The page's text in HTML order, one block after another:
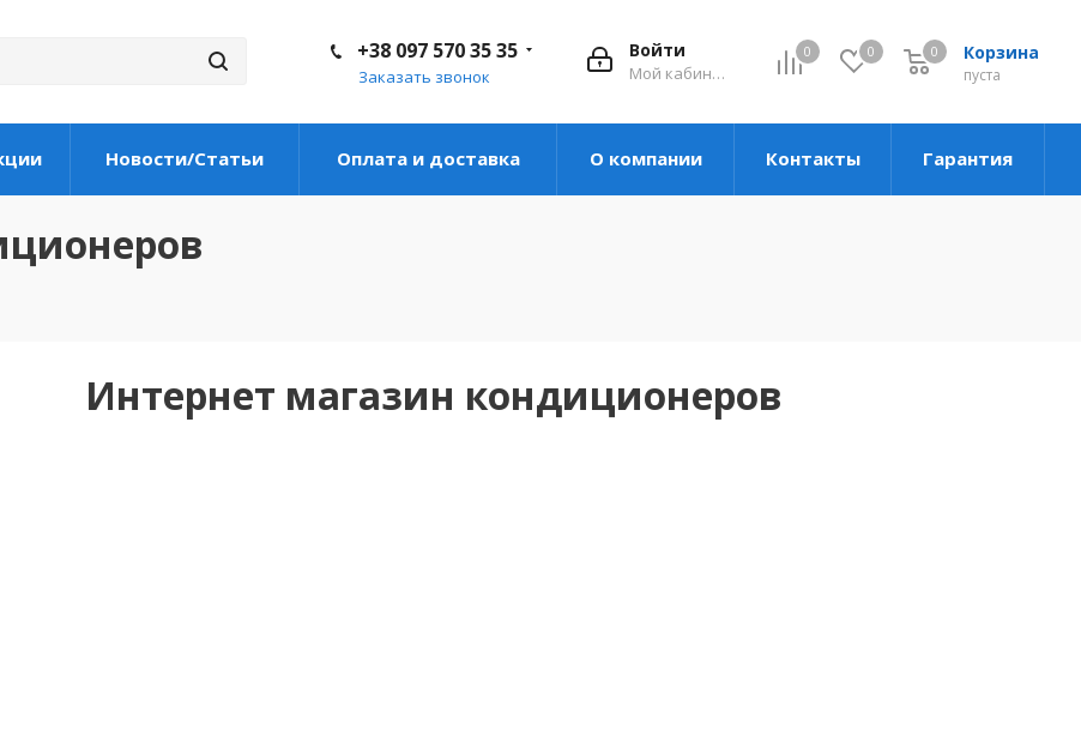
0 0 Корзина
пуста
0
Войти
Мой кабинет
+38 097 570 35 35
Заказать звонок
Новости/Статьи Оплата и доставка О компании Контакты Гарантия
Интернет магазин кондиционеров